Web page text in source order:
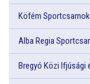
Köfém Sportcsarnok
Alba Regia
Bregyó Közi Ifjúsági